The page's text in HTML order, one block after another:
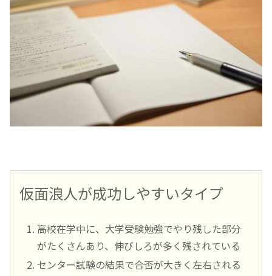
仮面浪人が成功しやすいタイプ
高校在学中に、大学受験勉強でやり残した部分
がたくさんあり、伸びしろが多く残されている
センター試験の結果で合否が大きく左右される